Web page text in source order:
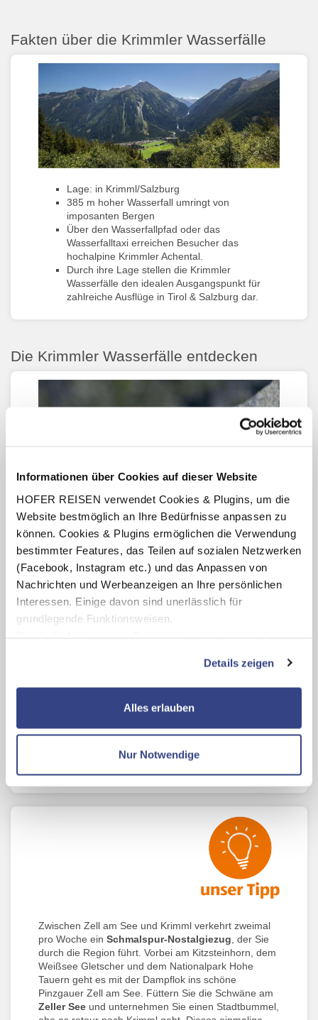
Informationen über Cookies auf dieser Website
HOFER REISEN verwendet Cookies & Plugins, um die
Website bestmöglich an Ihre Bedürfnisse anpassen zu
können. Cookies & Plugins ermöglichen die Verwendung
bestimmter Features, das Teilen auf sozialen Netzwerken
(Facebook, Instagram etc.) und das Anpassen von
Nachrichten und Werbeanzeigen an Ihre persönlichen
Interessen. Einige davon sind unerlässlich für
grundlegende Funktionsweisen.
zusätzliche Dienste bzw. Technologien von Drittanbietern
nutzen und uns sowie Dritten weitere Personalisierungen
ermöglichen, dabei kommt es auch zu Übermittlungen
Datenschutzseite
Mit Klick auf "Alles erlauben" stimmen Sie der
Verwendung der Cookies & Plugins auf unseren
Webseiten zu.
Details zeigen
Alles erlauben
Nur Notwendige
Fakten über die Krimmler Wasserfälle
Lage: in Krimml/Salzburg
385 m hoher Wasserfall umringt von
imposanten Bergen
Über den Wasserfallpfad oder das
Wasserfalltaxi erreichen Besucher das
hochalpine Krimmler Achental.
Durch ihre Lage stellen die Krimmler
Wasserfälle den idealen Ausgangspunkt für
zahlreiche Ausflüge in Tirol & Salzburg dar.
Die Krimmler Wasserfälle entdecken
Unternehmen Sie einen Kurzurlaub in die Berge. Die
Krimmler Wasserfälle liegen direkt an der Grenze
zwischen den Bundesländern Tirol und Salzburg. Von
den Wasserfällen aus können Sie die umliegenden
besticht und zu Wandertouren der Extraklassen
bereits auf Einkehrer und werden Sie mit regionalen
Schmankerln und herrlichen Aussichten erwarten.
Umringt von imposanten Dreitausendern ist Ihnen ein
alpines Flair garantiert.
Zwischen Zell am See und Krimml verkehrt zweimal
pro Woche ein Schmalspur-Nostalgiezug, der Sie
durch die Region führt. Vorbei am Kitzsteinhorn, dem
Weißsee Gletscher und dem Nationalpark Hohe
Tauern geht es mit der Dampflok ins schöne
Pinzgauer Zell am See. Füttern Sie die Schwäne am
Zeller See und unternehmen Sie einen Stadtbummel,